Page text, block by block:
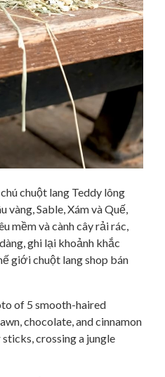
chuột lang Teddy lông
Sable, Xám và Quế,
mềm và cành cây rải rác,
ghi lại khoảnh khắc
giới chuột lang shop bán